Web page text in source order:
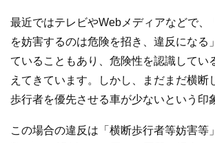
最近ではテレビやWebメディアなどで、
を妨害するのは危険を招き、違反になる
ていることもあり、危険性を認識してい
えてきています。しかし、まだまだ横断
歩行者を優先させる車が少ないという印
この場合の違反は「横断歩行者等妨害等